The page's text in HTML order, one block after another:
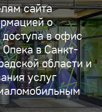
сайта
о
доступа в офис
в Санкт-
области и
услуг